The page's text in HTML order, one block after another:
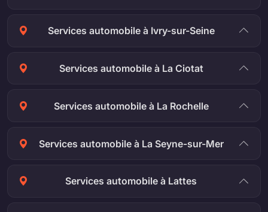
Services automobile à Ivry-sur-Seine
Services automobile à La Ciotat
Services automobile à La Rochelle
Services automobile à La Seyne-sur-Mer
Services automobile à Lattes